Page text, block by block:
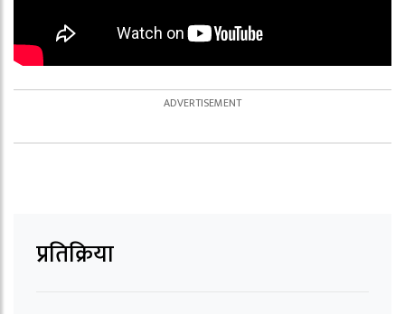
प्रतिक्रिया